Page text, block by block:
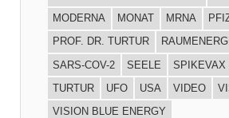
MODERNA
MONAT MRNA
PROF. DR. TURTUR
SARS-COV-2
SEELE SPIKEVAX
TURTUR
UFO USA VIDEO
VISION BLUE ENERGY